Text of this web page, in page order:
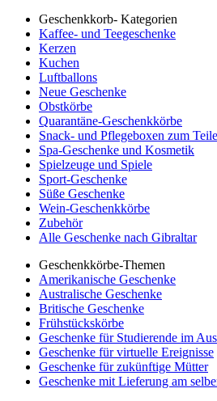
Geschenkkorb- Kategorien
Kaffee- und Teegeschenke
Kerzen
Kuchen
Luftballons
Neue Geschenke
Obstkörbe
Quarantäne-Geschenkkörbe
Snack- und Pflegeboxen zum
Spa-Geschenke und Kosmetik
Spielzeuge und Spiele
Sport-Geschenke
Süße Geschenke
Wein-Geschenkkörbe
Zubehör
Alle Geschenke nach Gibraltar
Geschenkkörbe-Themen
Amerikanische Geschenke
Australische Geschenke
Britische Geschenke
Frühstückskörbe
Geschenke für Studierende im
Geschenke für virtuelle Ereignisse
Geschenke für zukünftige Mütter
Geschenke mit Lieferung am